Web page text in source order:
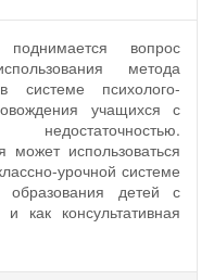
вопрос
метода
системе психолого-
учащихся с
недостаточностью.
может использоваться
урочной системе
образования детей с
как консультативная